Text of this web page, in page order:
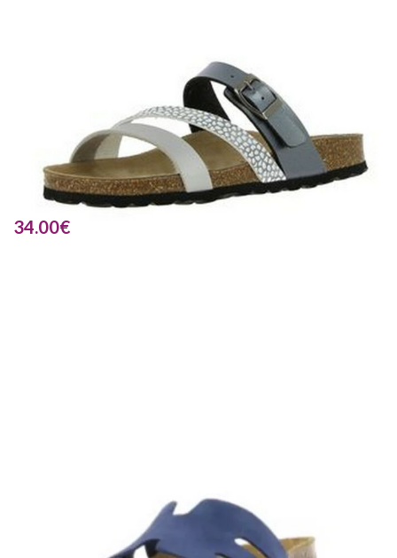
34.00€